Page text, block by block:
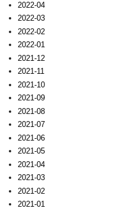
2022-04
2022-03
2022-02
2022-01
2021-12
2021-11
2021-10
2021-09
2021-08
2021-07
2021-06
2021-05
2021-04
2021-03
2021-02
2021-01